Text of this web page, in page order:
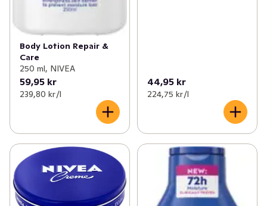
Body Lotion Repair &
Care
250 ml, NIVEA
59,95 kr
239,80 kr /l
44,95 kr
224,75 kr /l